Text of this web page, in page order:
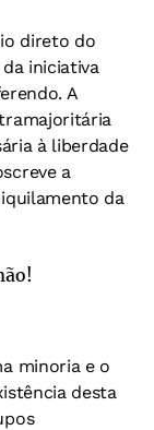
direto do
iniciativa
A
à liberdade
a
da
minoria e o
desta